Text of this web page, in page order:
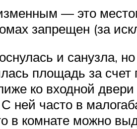
— это
запрещен (за
и санузла,
площадь за счет
ко входной
ней часто в
в комнате можно